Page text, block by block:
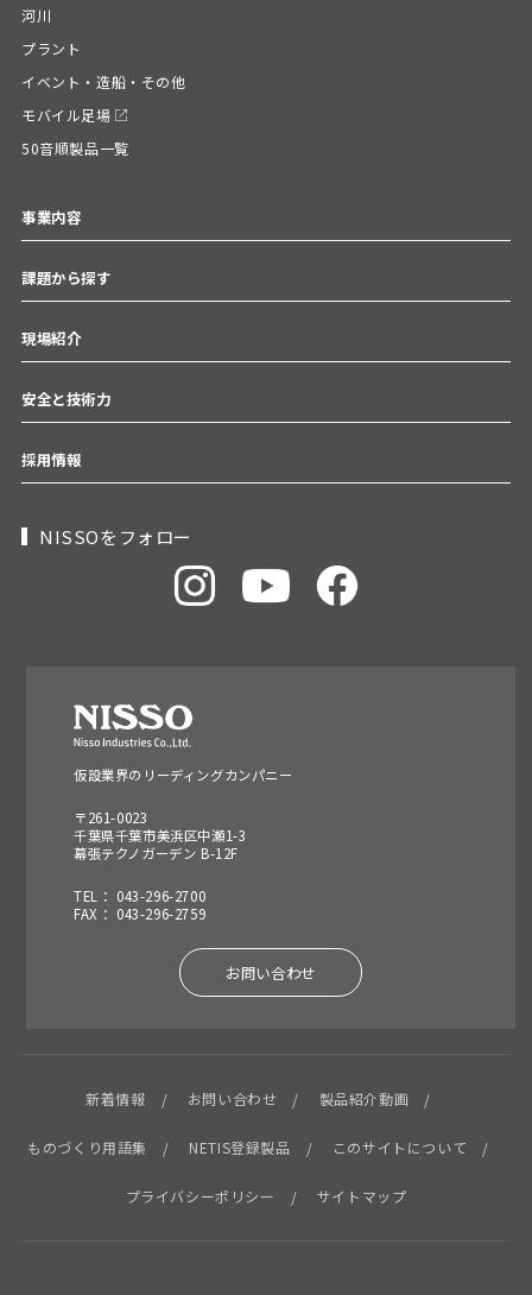
河川
プラント
イベント・造船・その他
モバイル足場
50音順製品一覧
事業内容
課題から探す
現場紹介
安全と技術力
採用情報
NISSOをフォロー
仮設業界のリーディングカンパニー
〒261-0023
千葉県千葉市美浜区中瀬1-3
幕張テクノガーデン B-12F
TEL： 043-296-2700
FAX： 043-296-2759
お問い合わせ
新着情報 お問い合わせ 製品紹介動画
ものづくり用語集 NETIS登録製品 このサイトについて
プライバシーポリシー サイトマップ